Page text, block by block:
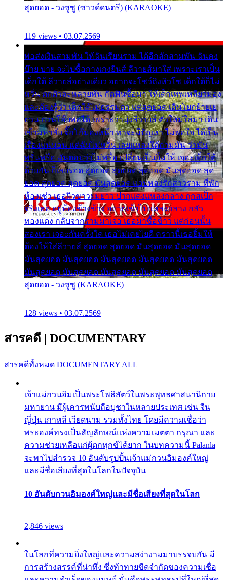
สุดยอด - วงซูซู (ซาวด์ดนตรี) (KARAOKE)
119 views • 03.07.2569
พ่อส่งเงินสามพัน ให้ฉันเรียนราม ได้อีกสักสามพัน ฉันคง
บ๊าย บาย จะไปซื้อกางเกงยีนส์ ลีวายส์มาใส่ เพราะเราเป็น
เด็กใต้ ลีวายส์อย่างเดียว อยากจะโชว์ถึงหิวโซ เด็กใต้ก็ไม่
หวั่น ตกตัวละหลายพัน กัดฟันซื้อมา ให้เด็กเทพเหลียวมอง
และต้องรู้ว่า เด็กใต้ไม่ธรรมดา แต่สุดยอด เดินโยกย้ายเย
ยวน กวนโอ๊ยพอได้ เพราะว่านุ่งลีวายส์ ตัวใหม่ใส่มา เดิน
เข้ามหาลัย จิ๊กโก๊มองหน้า ท่าจะมีปัญหา ไม่พอใจ ได้เป็น
เรื่องแน่นอน แต่ฉันไม่หวั่น เลยแหลงใต้ถามมัน ว่ามัน
พรั่นพรือ มันตอบว่าไม่พรื่อ เปลี่ยนเป็นยิ้มให้ เจอะเด็กใต้
ด้วยกัน ก็เลยรอด สุดยอด สุดยอด สุดยอด มันสุดยอด สุด
ยอด สุดยอด สุดยอด มันสุดยอด แอบหลงรักสาวราม ที่พัก
ห้องเช่า เธอผิวขาวผมยาว ปากแดงแหลงกลาง ถูกสเป็ก
จริงเธอ อยู่ห้องข้างข้าง อยากเข้าไปแหลงกลาง กลัว
ทองแดง กลับจากรามมาเจอ เธอมาซื้อข้าว แต่ก่อนนั้น
สองเรา เจอะกันครั้งใด เธอไม่เคยไยดี คราวนี้เธอยิ้มให้
ต้องให้ใส่ลีวายส์ สุดยอด สุดยอด มันสุดยอด มันสุดยอด
มันสุดยอด มันสุดยอด มันสุดยอด มันสุดยอด มันสุดยอด
มันสุดยอด มันสุดยอด มันสุดยอด มันสุดยอด มันสุดยอด
สุดยอด - วงซูซู (KARAOKE)
128 views • 03.07.2569
สารคดี | DOCUMENTARY
สารคดีทั้งหมด DOCUMENTARY ALL
เจ้าแม่กวนอิมเป็นพระโพธิสัตว์ในพระพุทธศาสนานิกาย
มหายาน มีผู้เคารพนับถือบูชาในหลายประเทศ เช่น จีน
ญี่ปุ่น เกาหลี เวียดนาม รวมทั้งไทย โดยมีความเชื่อว่า
พระองค์ทรงเป็นสัญลักษณ์แห่งความเมตตา กรุณา และ
ความช่วยเหลือแก่ผู้ตกทุกข์ได้ยาก ในบทความนี้ Palanla
จะพาไปสำรวจ 10 อันดับรูปปั้นเจ้าแม่กวนอิมองค์ใหญ่
และมีชื่อเสียงที่สุดในโลกในปัจจุบัน
10 อันดับกวนอิมองค์ใหญ่และมีชื่อเสียงที่สุดในโลก
2,846 views
ในโลกที่ความยิ่งใหญ่และความสง่างามมาบรรจบกัน มี
การสร้างสรรค์ที่น่าทึ่ง ซึ่งท้าทายขีดจำกัดของความเชื่อ